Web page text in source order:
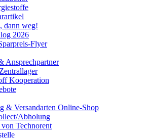
dann weg!
2026
Flyer
Ansprechpartner
Kooperation
& Versandarten Online-Shop
Abholung
Technorent